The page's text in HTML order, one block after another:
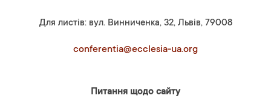
Для листів: вул. Винниченка, 32, Львів, 79008
conferentia@ecclesia-ua.org
Питання щодо сайту